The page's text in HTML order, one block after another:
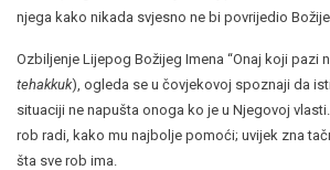
njega kako nikada svjesno ne bi povrijedio
Ozbiljenje Lijepog Božijeg Imena “Onaj koji pazi
tehakkuk), ogleda se u čovjekovoj spoznaji da
situaciji ne napušta onoga ko je u Njegovoj
rob radi, kako mu najbolje pomoći; uvijek zna
šta sve rob ima.